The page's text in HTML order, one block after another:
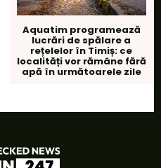
Aquatim programează
lucrări de spălare a
rețelelor în Timiș: ce
localități vor rămâne fără
apă în următoarele zile